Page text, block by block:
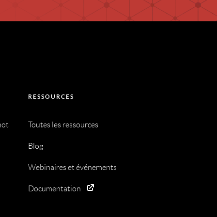
RESSOURCES
Toutes les ressources
Blog
Webinaires et événements
Documentation